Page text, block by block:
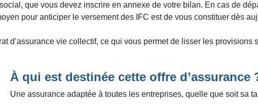
que vous devez inscrire en annexe de votre bilan. En cas de
pour anticiper le versement des IFC est de vous constituer dès
d’assurance vie collectif, ce qui vous permet de lisser les provisions
À qui est destinée cette offre d’assurance
Une assurance adaptée à toutes les entreprises, quelle que soit sa